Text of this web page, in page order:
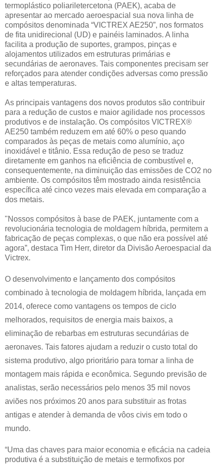
termoplástico poliariletercetona (PAEK), acaba de
apresentar ao mercado aeroespacial sua nova linha de
compósitos denominada “VICTREX AE250”, nos formatos
de fita unidirecional (UD) e painéis laminados. A linha
facilita a produção de suportes, grampos, pinças e
alojamentos utilizados em estruturas primárias e
secundárias de aeronaves. Tais componentes precisam ser
reforçados para atender condições adversas como pressão
e altas temperaturas.
As principais vantagens dos novos produtos são contribuir
para a redução de custos e maior agilidade nos processos
produtivos e de instalação. Os compósitos VICTREX®
AE250 também reduzem em até 60% o peso quando
comparados às peças de metais como alumínio, aço
inoxidável e titânio. Essa redução de peso se traduz
diretamente em ganhos na eficiência de combustível e,
consequentemente, na diminuição das emissões de CO2 no
ambiente. Os compósitos têm mostrado ainda resistência
específica até cinco vezes mais elevada em comparação a
dos metais.
"Nossos compósitos à base de PAEK, juntamente com a
revolucionária tecnologia de moldagem híbrida, permitem a
fabricação de peças complexas, o que não era possível até
agora”, destaca Tim Herr, diretor da Divisão Aeroespacial da
Victrex.
O desenvolvimento e lançamento dos compósitos
combinado à tecnologia de moldagem híbrida, lançada em
2014, oferece como vantagens os tempos de ciclo
melhorados, requisitos de energia mais baixos, a
eliminação de rebarbas em estruturas secundárias de
aeronaves. Tais fatores ajudam a reduzir o custo total do
sistema produtivo, algo prioritário para tornar a linha de
montagem mais rápida e econômica. Segundo previsão de
analistas, serão necessários pelo menos 35 mil novos
aviões nos próximos 20 anos para substituir as frotas
antigas e atender à demanda de vôos civis em todo o
mundo.
“Uma das chaves para maior economia e eficácia na cadeia
produtiva é a substituição de metais e termofixos por